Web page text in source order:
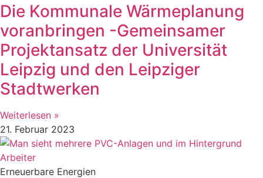
Die Kommunale Wärmeplanung
voranbringen -Gemeinsamer
Projektansatz der Universität
Leipzig und den Leipziger
Stadtwerken
Weiterlesen »
21. Februar 2023
Erneuerbare Energien